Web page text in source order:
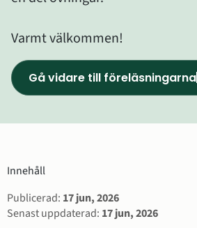
Varmt välkommen!
Gå vidare till föreläsningarna
()
Innehåll
Sidinformation
Publicerad: 17 jun, 2026
Senast uppdaterad: 17 jun, 2026